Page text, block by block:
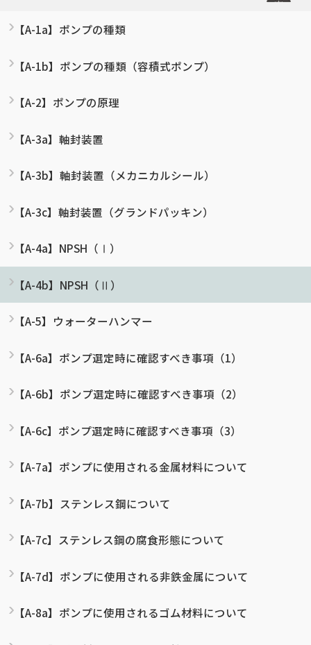
【A-1a】ポンプの種類
【A-1b】ポンプの種類（容積式ポンプ）
【A-2】ポンプの原理
【A-3a】軸封装置
【A-3b】軸封装置（メカニカルシール）
【A-3c】軸封装置（グランドパッキン）
【A-4a】NPSH（Ⅰ）
【A-4b】NPSH（Ⅱ）
【A-5】ウォーターハンマー
【A-6a】ポンプ選定時に確認すべき事項（1）
【A-6b】ポンプ選定時に確認すべき事項（2）
【A-6c】ポンプ選定時に確認すべき事項（3）
【A-7a】ポンプに使用される金属材料について
【A-7b】ステンレス鋼について
【A-7c】ステンレス鋼の腐食形態について
【A-7d】ポンプに使用される非鉄金属について
【A-8a】ポンプに使用されるゴム材料について